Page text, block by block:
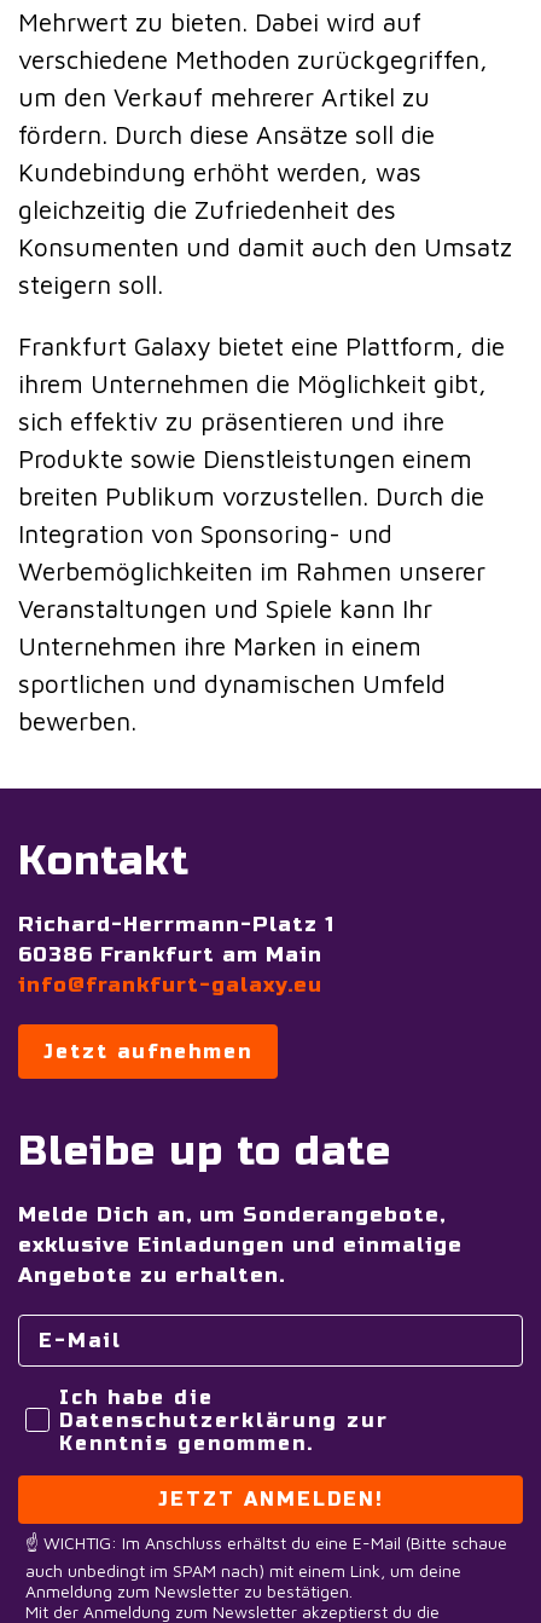
Mehrwert zu bieten. Dabei wird auf
verschiedene Methoden zurückgegriffen,
um den Verkauf mehrerer Artikel zu
fördern. Durch diese Ansätze soll die
Kundebindung erhöht werden, was
gleichzeitig die Zufriedenheit des
Konsumenten und damit auch den Umsatz
steigern soll.
Frankfurt Galaxy bietet eine Plattform, die
ihrem Unternehmen die Möglichkeit gibt,
sich effektiv zu präsentieren und ihre
Produkte sowie Dienstleistungen einem
breiten Publikum vorzustellen. Durch die
Integration von Sponsoring- und
Werbemöglichkeiten im Rahmen unserer
Veranstaltungen und Spiele kann Ihr
Unternehmen ihre Marken in einem
sportlichen und dynamischen Umfeld
bewerben.
Kontakt
Richard-Herrmann-Platz 1
60386 Frankfurt am Main
info@frankfurt-galaxy.eu
Jetzt aufnehmen
Bleibe up to date
Melde Dich an, um Sonderangebote,
exklusive Einladungen und einmalige
Angebote zu erhalten.
Ich habe die
Datenschutzerklärung zur
Kenntnis genommen.
JETZT ANMELDEN!
☝️ WICHTIG: Im Anschluss erhältst du eine E-Mail (Bitte schaue
auch unbedingt im SPAM nach) mit einem Link, um deine
Anmeldung zum Newsletter zu bestätigen.
Mit der Anmeldung zum Newsletter akzeptierst du die